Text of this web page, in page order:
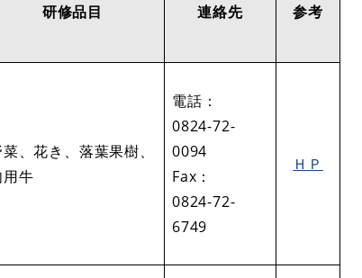
研修品目 連絡先 参考
、花き、落葉果樹、
用牛
電話：
0824-72-
0094
Fax：
0824-72-
6749
ＨＰ